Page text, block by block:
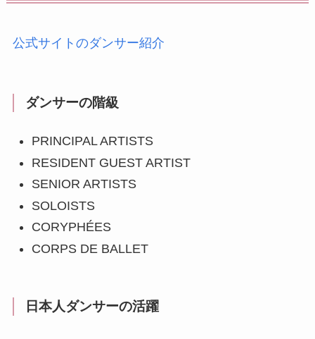
公式サイトのダンサー紹介
ダンサーの階級
PRINCIPAL ARTISTS
RESIDENT GUEST ARTIST
SENIOR ARTISTS
SOLOISTS
CORYPHÉES
CORPS DE BALLET
日本人ダンサーの活躍